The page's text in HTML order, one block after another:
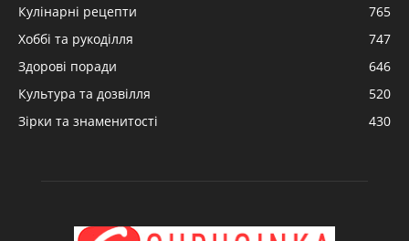
Кулінарні рецепти
765
Хоббі та рукоділля
747
Здорові поради
646
Культура та дозвілля
520
Зірки та знаменитості
430